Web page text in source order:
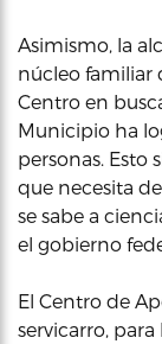
Asimismo, la
núcleo familiar
Centro en
Municipio ha
personas. Esto
que necesita
se sabe a
el gobierno
El Centro de
servicarro,